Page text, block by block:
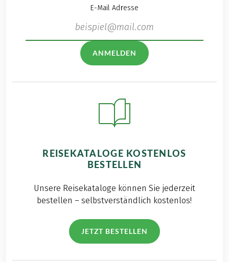
E-Mail Adresse
ANMELDEN
REISEKATALOGE KOSTENLOS
BESTELLEN
Unsere Reisekataloge können Sie jederzeit
bestellen – selbstverständlich kostenlos!
JETZT BESTELLEN